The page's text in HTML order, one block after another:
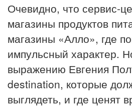
Очевидно, что сервис-
магазины продуктов
магазины «Алло», где
импульсный характер.
выражению Евгения
destination, которые
выглядеть, и где ценят